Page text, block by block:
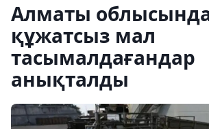
Алматы облысында
құжатсыз мал
тасымалдағандар
анықталды